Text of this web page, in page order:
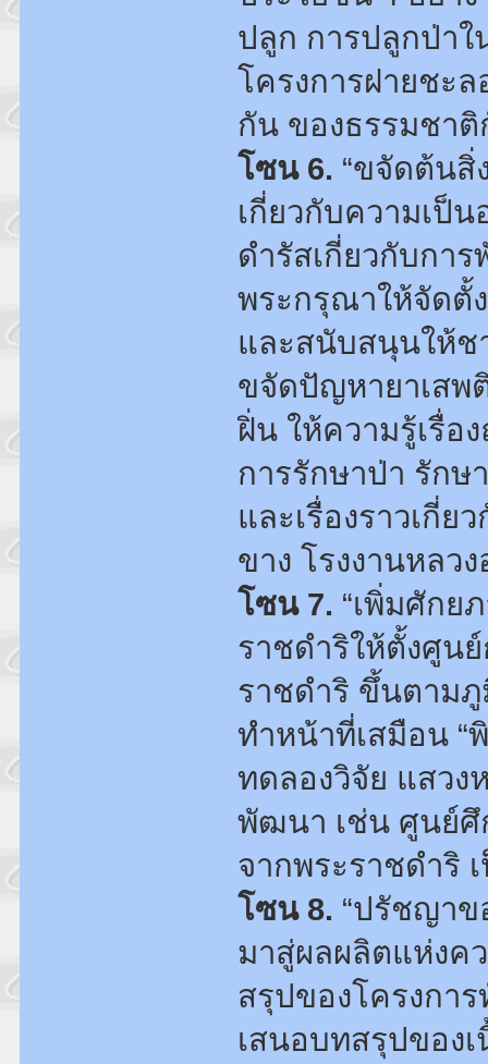
ปลูก การปลูกป่าใ
โครงการฝายชะ
กัน ของธรรมชา
โซน 6. “ขจัดต้นสิ่
เกี่ยวกับความเป็
ดำรัสเกี่ยวกับกา
พระกรุณาให้จัดตั้
และสนับสนุนให้ช
ขจัดปัญหายาเสพ
ฝิ่น ให้ความรู้เรื่อ
การรักษาป่า รักษ
และเรื่องราวเกี่ย
ขาง โรงงานหลว
โซน 7. “เพิ่มศักย
ราชดำริให้ตั้งศูน
ราชดำริ ขึ้นตามภู
ทำหน้าที่เสมือน
ทดลองวิจัย แสวง
พัฒนา เช่น ศูนย์ศึ
จากพระราชดำริ
โซน 8. “ปรัชญาข
มาสู่ผลผลิตแห่งค
สรุปของโครงกา
เสนอบทสรุปของ